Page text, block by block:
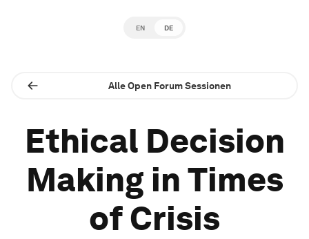
EN DE
Alle Open Forum Sessionen
Ethical Decision
Making in Times
of Crisis